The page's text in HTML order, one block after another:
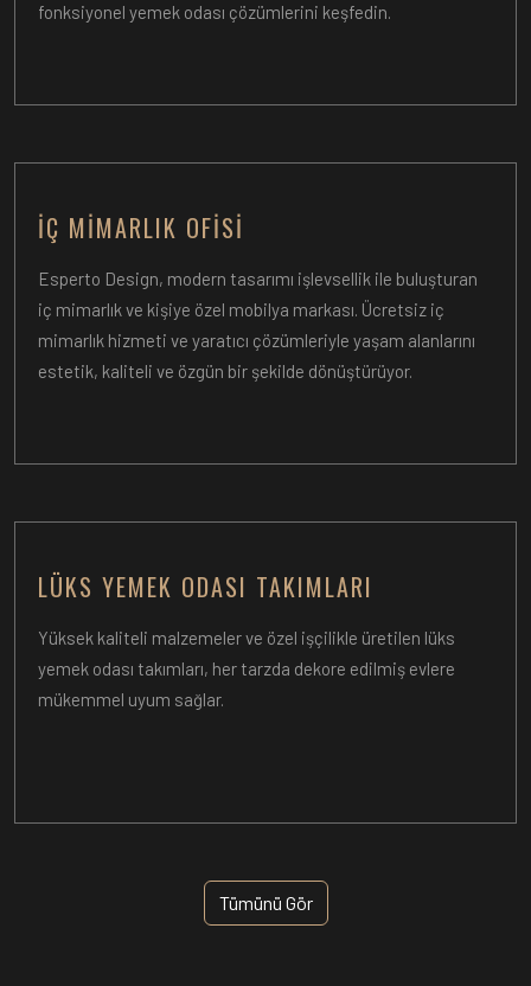
fonksiyonel yemek odası çözümlerini keşfedin.
İÇ MIMARLIK OFISI
Esperto Design, modern tasarımı işlevsellik ile buluşturan
iç mimarlık ve kişiye özel mobilya markası. Ücretsiz iç
mimarlık hizmeti ve yaratıcı çözümleriyle yaşam alanlarını
estetik, kaliteli ve özgün bir şekilde dönüştürüyor.
LÜKS YEMEK ODASI TAKIMLARI
Yüksek kaliteli malzemeler ve özel işçilikle üretilen lüks
yemek odası takımları, her tarzda dekore edilmiş evlere
mükemmel uyum sağlar.
Tümünü Gör